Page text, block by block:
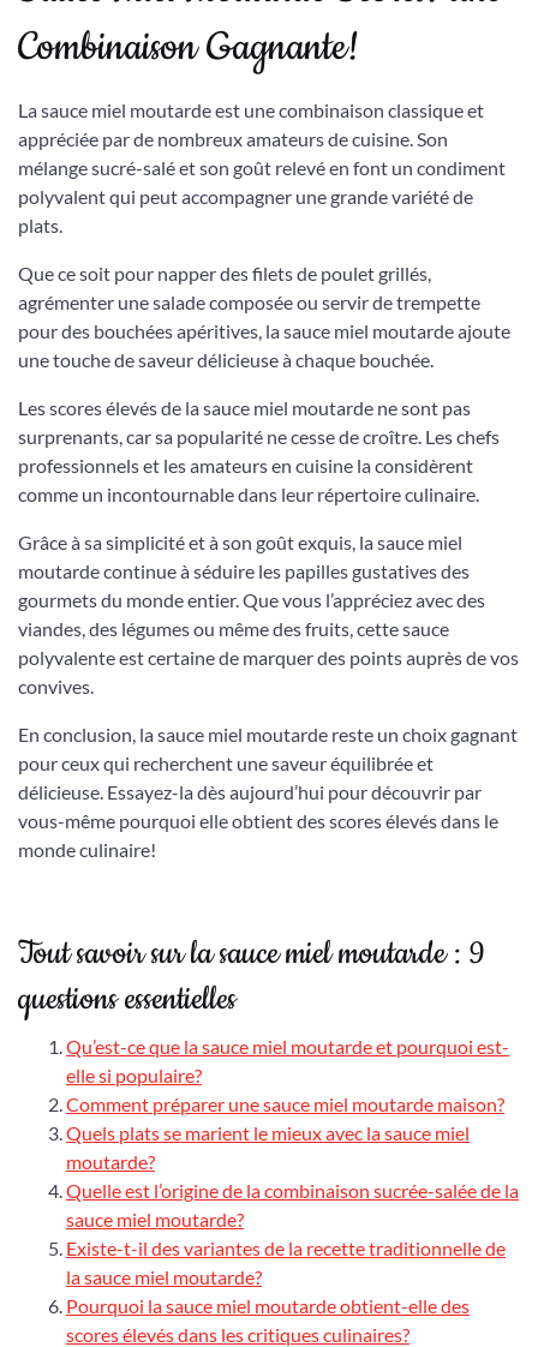
Combinaison Gagnante!
La sauce miel moutarde est une combinaison classique et
appréciée par de nombreux amateurs de cuisine. Son
mélange sucré-salé et son goût relevé en font un condiment
polyvalent qui peut accompagner une grande variété de
plats.
Que ce soit pour napper des filets de poulet grillés,
agrémenter une salade composée ou servir de trempette
pour des bouchées apéritives, la sauce miel moutarde ajoute
une touche de saveur délicieuse à chaque bouchée.
Les scores élevés de la sauce miel moutarde ne sont pas
surprenants, car sa popularité ne cesse de croître. Les chefs
professionnels et les amateurs en cuisine la considèrent
comme un incontournable dans leur répertoire culinaire.
Grâce à sa simplicité et à son goût exquis, la sauce miel
moutarde continue à séduire les papilles gustatives des
gourmets du monde entier. Que vous l’appréciez avec des
viandes, des légumes ou même des fruits, cette sauce
polyvalente est certaine de marquer des points auprès de vos
convives.
En conclusion, la sauce miel moutarde reste un choix gagnant
pour ceux qui recherchent une saveur équilibrée et
délicieuse. Essayez-la dès aujourd’hui pour découvrir par
vous-même pourquoi elle obtient des scores élevés dans le
monde culinaire!
Tout savoir sur la sauce miel moutarde : 9
questions essentielles
Qu’est-ce que la sauce miel moutarde et pourquoi est-
elle si populaire?
Comment préparer une sauce miel moutarde maison?
Quels plats se marient le mieux avec la sauce miel
moutarde?
Quelle est l’origine de la combinaison sucrée-salée de la
sauce miel moutarde?
Existe-t-il des variantes de la recette traditionnelle de
la sauce miel moutarde?
Pourquoi la sauce miel moutarde obtient-elle des
scores élevés dans les critiques culinaires?